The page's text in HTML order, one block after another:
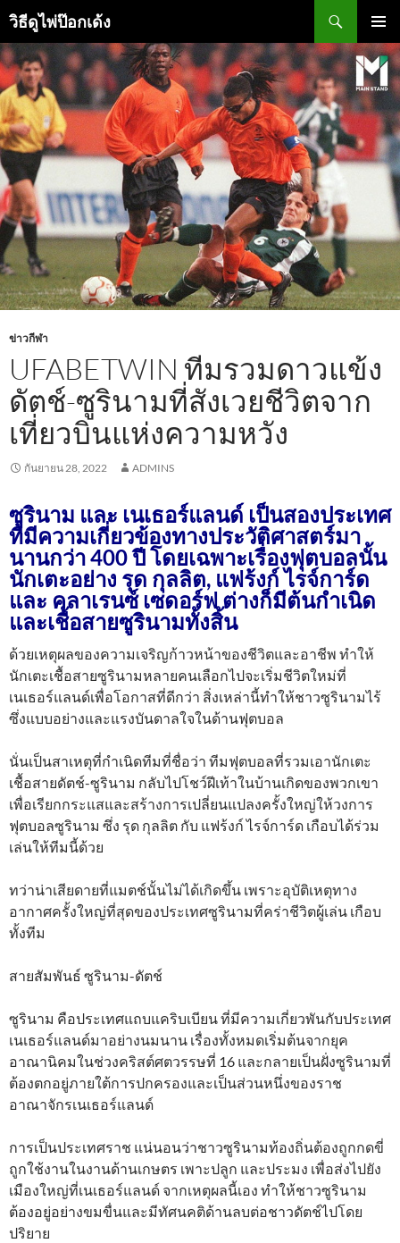
ข้าม
ไป
ยัง
เนื้อหา
วิธีดูไพ่ป๊อกเด้ง
ค้นหา
เมนูหลัก
ข่าวกีฬา
UFABETWIN ทีมรวมดาวแข้ง
ดัตช์-ซูรินามที่สังเวยชีวิตจาก
เที่ยวบินแห่งความหวัง
กันยายน 28, 2022 ADMINS
ซูรินาม และ เนเธอร์แลนด์ เป็นสองประเทศ
ที่มีความเกี่ยวข้องทางประวัติศาสตร์มา
นานกว่า 400 ปี โดยเฉพาะเรื่องฟุตบอลนั้น
นักเตะอย่าง รุด กุลลิต, แฟร้งก์ ไรจ์การ์ด
และ คลาเรนซ์ เซดอร์ฟ ต่างก็มีต้นกำเนิด
และเชื้อสายซูรินามทั้งสิ้น
ด้วยเหตุผลของความเจริญก้าวหน้าของชีวิตและอาชีพ ทำให้
นักเตะเชื้อสายซูรินามหลายคนเลือกไปจะเริ่มชีวิตใหม่ที่
เนเธอร์แลนด์เพื่อโอกาสที่ดีกว่า สิ่งเหล่านี้ทำให้ชาวซูรินามไร้
ซึ่งแบบอย่างและแรงบันดาลใจในด้านฟุตบอล
นั่นเป็นสาเหตุที่กำเนิดทีมที่ชื่อว่า ทีมฟุตบอลที่รวมเอานักเตะ
เชื้อสายดัตช์-ซูรินาม กลับไปโชว์ฝีเท้าในบ้านเกิดของพวกเขา
เพื่อเรียกกระแสและสร้างการเปลี่ยนแปลงครั้งใหญ่ให้วงการ
ฟุตบอลซูรินาม ซึ่ง รุด กุลลิต กับ แฟร้งก์ ไรจ์การ์ด เกือบได้ร่วม
เล่นให้ทีมนี้ด้วย
ทว่าน่าเสียดายที่แมตช์นั้นไม่ได้เกิดขึ้น เพราะอุบัติเหตุทาง
อากาศครั้งใหญ่ที่สุดของประเทศซูรินามที่คร่าชีวิตผู้เล่น เกือบ
ทั้งทีม
สายสัมพันธ์ ซูรินาม-ดัตช์
ซูรินาม คือประเทศแถบแคริบเบียน ที่มีความเกี่ยวพันกับประเทศ
เนเธอร์แลนด์มาอย่างนมนาน เรื่องทั้งหมดเริ่มต้นจากยุค
อาณานิคมในช่วงคริสต์ศตวรรษที่ 16 และกลายเป็นฝั่งซูรินามที่
ต้องตกอยู่ภายใต้การปกครองและเป็นส่วนหนึ่งของราช
อาณาจักรเนเธอร์แลนด์
การเป็นประเทศราช แน่นอนว่าชาวซูรินามท้องถิ่นต้องถูกกดขี่
ถูกใช้งานในงานด้านเกษตร เพาะปลูก และประมง เพื่อส่งไปยัง
เมืองใหญ่ที่เนเธอร์แลนด์ จากเหตุผลนี้เอง ทำให้ชาวซูรินาม
ต้องอยู่อย่างขมขื่นและมีทัศนคติด้านลบต่อชาวดัตช์ไปโดย
ปริยาย